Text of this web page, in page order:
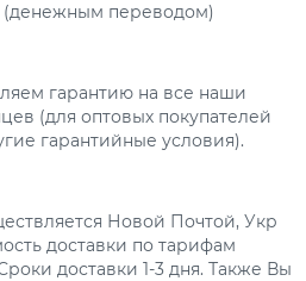
переводом)
гарантию на все наши
(для оптовых покупателей
гарантийные условия).
Новой Почтой, Укр
доставки по тарифам
доставки 1-3 дня. Также Вы